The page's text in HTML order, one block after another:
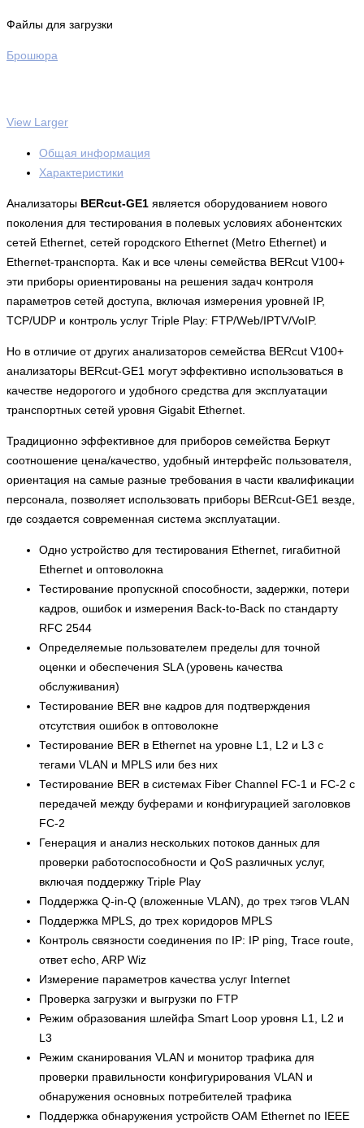
Файлы для загрузки
Брошюра
View Larger
Общая информация
Характеристики
Анализаторы BERcut-GE1 является оборудованием нового
поколения для тестирования в полевых условиях абонентских
сетей Ethernet, сетей городского Ethernet (Metro Ethernet) и
Ethernet-транспорта. Как и все члены семейства BERcut V100+
эти приборы ориентированы на решения задач контроля
параметров сетей доступа, включая измерения уровней IP,
TCP/UDP и контроль услуг Triple Play: FTP/Web/IPTV/VoIP.
Но в отличие от других анализаторов семейства BERcut V100+
анализаторы BERcut-GE1 могут эффективно использоваться в
качестве недорогого и удобного средства для эксплуатации
транспортных сетей уровня Gigabit Ethernet.
Традиционно эффективное для приборов семейства Беркут
соотношение цена/качество, удобный интерфейс пользователя,
ориентация на самые разные требования в части квалификации
персонала, позволяет использовать приборы BERcut-GE1 везде,
где создается современная система эксплуатации.
Одно устройство для тестирования Ethernet, гигабитной
Ethernet и оптоволокна
Тестирование пропускной способности, задержки, потери
кадров, ошибок и измерения Back-to-Back по стандарту
RFC 2544
Определяемые пользователем пределы для точной
оценки и обеспечения SLA (уровень качества
обслуживания)
Тестирование BER вне кадров для подтверждения
отсутствия ошибок в оптоволокне
Тестирование BER в Ethernet на уровне L1, L2 и L3 с
тегами VLAN и MPLS или без них
Тестирование BER в системах Fiber Channel FC-1 и FC-2 с
передачей между буферами и конфигурацией заголовков
FC-2
Генерация и анализ нескольких потоков данных для
проверки работоспособности и QoS различных услуг,
включая поддержку Triple Play
Поддержка Q-in-Q (вложенные VLAN), до трех тэгов VLAN
Поддержка MPLS, до трех коридоров MPLS
Контроль связности соединения по IP: IP ping, Trace route,
ответ echo, ARP Wiz
Измерение параметров качества услуг Internet
Проверка загрузки и выгрузки по FTP
Режим образования шлейфа Smart Loop уровня L1, L2 и
L3
Режим сканирования VLAN и монитор трафика для
проверки правильности конфигурирования VLAN и
обнаружения основных потребителей трафика
Поддержка обнаружения устройств OAM Ethernet по IEEE